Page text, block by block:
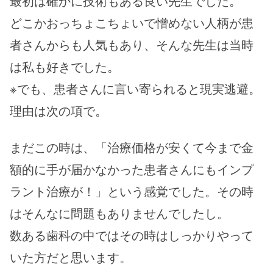
どこかおっちょこちょいで憎めない人柄が患
者さんからも人気もあり、そんな先生は当時
は私も好きでした。
※でも、患者さんに言い寄られると現実逃避。
理由は次の項で。
まだこの時は、「治療価格が安くて今まで金
額的に手が届かなかった患者さんにもインプ
ラント治療が！」という感覚でした。その時
はそんなに問題もありませんでしたし。
数ある歯科の中ではその時はしっかりやって
いた方だと思います。